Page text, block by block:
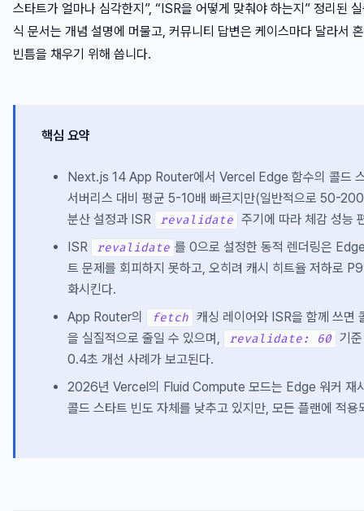
스타트가 얼마나 심각한지”, “ISR을 어떻게 맞춰야 하는지” 정리된
식 문서는 개념 설명에 머물고, 커뮤니티 답변은 케이스마다 달라서
빈틈을 채우기 위해 씁니다.
핵심 요약
Next.js 14 App Router에서 Vercel Edge 함수의 콜드
서버리스 대비 평균 5-10배 빠르지만(일반적으로 50-
분산 설정과 ISR
revalidate
주기에 따라 체감 성능
ISR
revalidate 를 0으로 설정한 동적 렌더링은
트 문제를 회피하지 못하고, 오히려 캐시 히트율 저하로
화시킨다.
App Router의
fetch
캐싱 레이어와 ISR을 함께 쓰면
을 실질적으로 줄일 수 있으며,
revalidate: 60
기
0.4초 개선 사례가 보고된다.
2026년 Vercel의 Fluid Compute 모드는 Edge 워커 재
콜드 스타트 빈도 자체를 낮추고 있지만, 모든 플랜에 적용